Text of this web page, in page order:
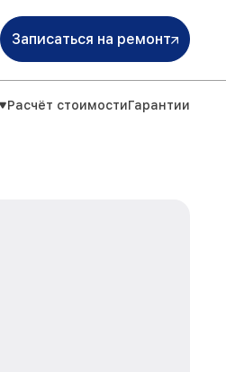
Записаться на ремонт
Расчёт стоимостиГарантии